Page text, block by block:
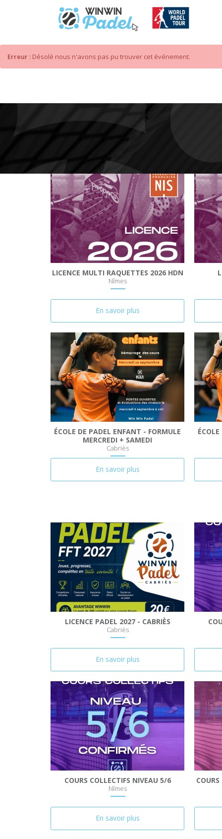
Erreur : Désolé nous n'avons pas pu trouver cet événement.
LICENCE MULTI RAQUETTES 2026 HDN
Nîmes
En savoir plus
ÉCOLE DE PADEL ENFANT - FORMULE
MERCREDI + SAMEDI
Cabriès
En savoir plus
LICENCE PADEL 2027 - CABRIÈS
Cabriès
En savoir plus
COURS COLLECTIFS NIVEAU 5/6
Nîmes
En savoir plus